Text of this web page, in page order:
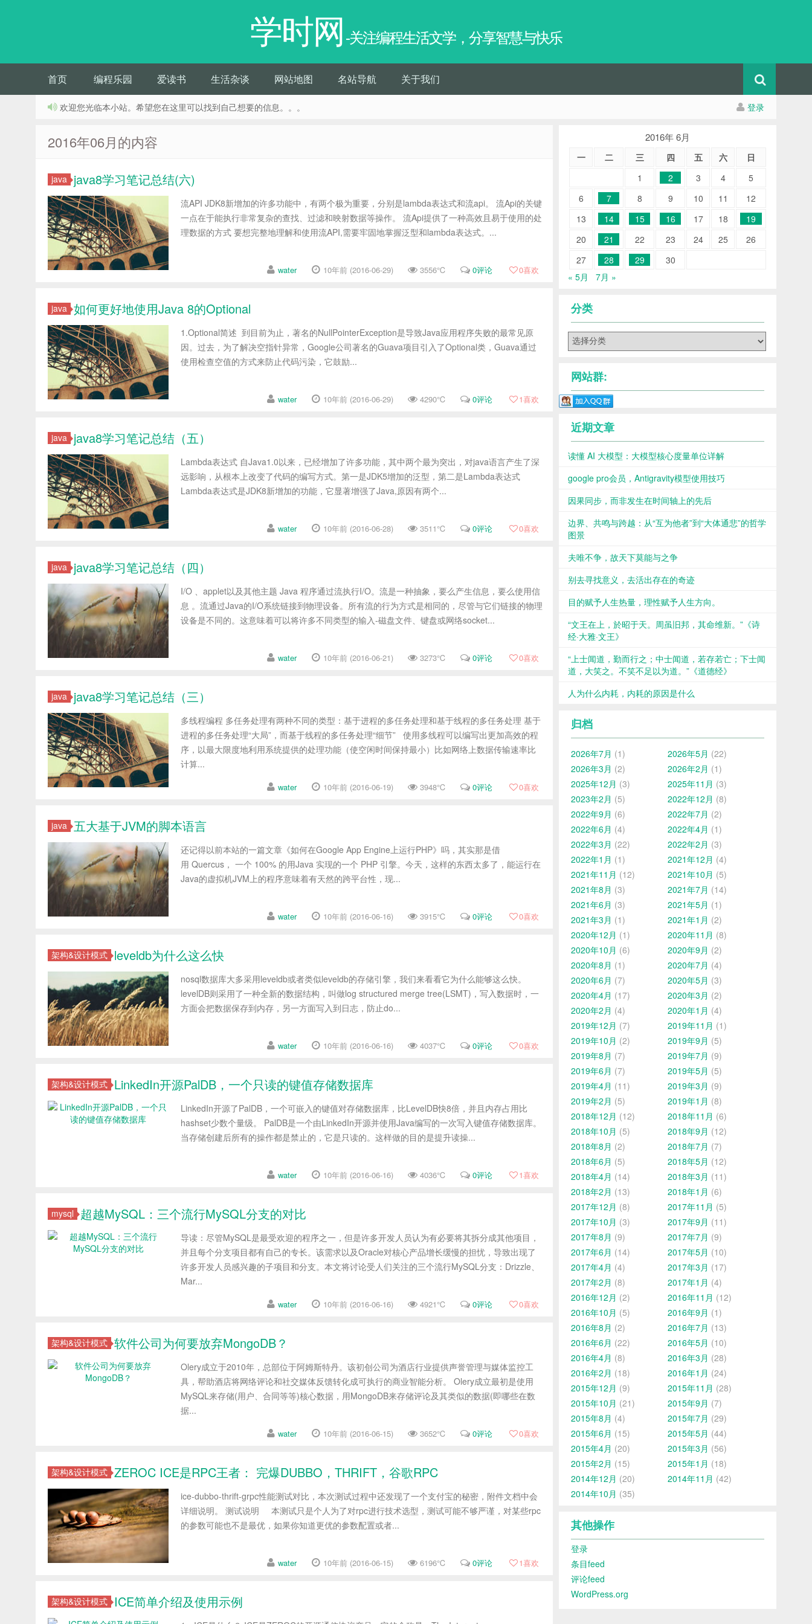
学时网 -关注编程生活文学，分享智慧与快乐
首页 编程乐园 爱读书 生活杂谈 网站地图 名站导航 关于我们
登录
欢迎您光临本小站。希望您在这里可以找到自己想要的信息。。。
2016年06月的内容
java java8学习笔记总结(六)
流API JDK8新增加的许多功能中，有两个极为重要，分别是lambda表达式和流api。 流Api的关键
一点在于能执行非常复杂的查找、过滤和映射数据等操作。 流Api提供了一种高效且易于使用的处
理数据的方式 要想完整地理解和使用流API,需要牢固地掌握泛型和lambda表达式。...
water 10年前 (2016-06-29) 3556℃ 0评论 0喜欢
java 如何更好地使用Java 8的Optional
1.Optional简述 到目前为止，著名的NullPointerException是导致Java应用程序失败的最常见原
因。过去，为了解决空指针异常，Google公司著名的Guava项目引入了Optional类，Guava通过
使用检查空值的方式来防止代码污染，它鼓励...
water 10年前 (2016-06-29) 4290℃ 0评论 1喜欢
java java8学习笔记总结（五）
Lambda表达式 自Java1.0以来，已经增加了许多功能，其中两个最为突出，对java语言产生了深
远影响，从根本上改变了代码的编写方式。第一是JDK5增加的泛型，第二是Lambda表达式
Lambda表达式是JDK8新增加的功能，它显著增强了Java,原因有两个...
water 10年前 (2016-06-28) 3511℃ 0评论 0喜欢
java java8学习笔记总结（四）
I/O 、applet以及其他主题 Java 程序通过流执行I/O。流是一种抽象，要么产生信息，要么使用信
息 。流通过Java的I/O系统链接到物理设备。所有流的行为方式是相同的，尽管与它们链接的物理
设备是不同的。这意味着可以将许多不同类型的输入-磁盘文件、键盘或网络socket...
water 10年前 (2016-06-21) 3273℃ 0评论 0喜欢
java java8学习笔记总结（三）
多线程编程 多任务处理有两种不同的类型：基于进程的多任务处理和基于线程的多任务处理 基于
进程的多任务处理“大局”，而基于线程的多任务处理“细节” 使用多线程可以编写出更加高效的程
序，以最大限度地利用系统提供的处理功能（使空闲时间保持最小）比如网络上数据传输速率比
计算...
water 10年前 (2016-06-19) 3948℃ 0评论 0喜欢
java 五大基于JVM的脚本语言
还记得以前本站的一篇文章《如何在Google App Engine上运行PHP》吗，其实那是借
用 Quercus， 一个 100% 的用Java 实现的一个 PHP 引擎。今天，这样的东西太多了，能运行在
Java的虚拟机JVM上的程序意味着有天然的跨平台性，现...
water 10年前 (2016-06-16) 3915℃ 0评论 0喜欢
架构&设计模式 leveldb为什么这么快
nosql数据库大多采用leveldb或者类似leveldb的存储引擎，我们来看看它为什么能够这么快。
levelDB则采用了一种全新的数据结构，叫做log structured merge tree(LSMT)，写入数据时，一
方面会把数据保存到内存，另一方面写入到日志，防止do...
water 10年前 (2016-06-16) 4037℃ 0评论 0喜欢
架构&设计模式 LinkedIn开源PalDB，一个只读的键值存储数据库
LinkedIn开源了PalDB，一个可嵌入的键值对存储数据库，比LevelDB快8倍，并且内存占用比
hashset少数个量级。 PalDB是一个由LinkedIn开源并使用Java编写的一次写入键值存储数据库。
当存储创建后所有的操作都是禁止的，它是只读的。这样做的目的是提升读操...
water 10年前 (2016-06-16) 4036℃ 0评论 1喜欢
mysql 超越MySQL：三个流行MySQL分支的对比
导读：尽管MySQL是最受欢迎的程序之一，但是许多开发人员认为有必要将其拆分成其他项目，
并且每个分支项目都有自己的专长。该需求以及Oracle对核心产品增长缓慢的担忧，导致出现了
许多开发人员感兴趣的子项目和分支。本文将讨论受人们关注的三个流行MySQL分支：Drizzle、
Mar...
water 10年前 (2016-06-16) 4921℃ 0评论 0喜欢
架构&设计模式 软件公司为何要放弃MongoDB？
Olery成立于2010年，总部位于阿姆斯特丹。该初创公司为酒店行业提供声誉管理与媒体监控工
具，帮助酒店将网络评论和社交媒体反馈转化成可执行的商业智能分析。 Olery成立最初是使用
MySQL来存储(用户、合同等等)核心数据，用MongoDB来存储评论及其类似的数据(即哪些在数
据...
water 10年前 (2016-06-15) 3652℃ 0评论 0喜欢
架构&设计模式 ZEROC ICE是RPC王者： 完爆DUBBO，THRIFT，谷歌RPC
ice-dubbo-thrift-grpc性能测试对比，本次测试过程中还发现了一个支付宝的秘密，附件文档中会
详细说明。 测试说明 本测试只是个人为了对rpc进行技术选型，测试可能不够严谨，对某些rpc
的参数可能也不是最优，如果你知道更优的参数配置或者...
water 10年前 (2016-06-15) 6196℃ 0评论 1喜欢
架构&设计模式 ICE简单介绍及使用示例
2016年 6月
一 二 三 四 五 六
日
1
2 3 4
5
6
7 8 9 10 11
12
13
14 15 16 17 18
19
20
21 22 23 24 25
26
27
28 29
30
« 5月
7月 »
分类
网站群:
近期文章
读懂 AI 大模型：大模型核心度量单位详解
google pro会员，Antigravity模型使用技巧
因果同步，而非发生在时间轴上的先后
边界、共鸣与跨越：从“互为他者”到“大体通悲”的哲学
图景
夫唯不争，故天下莫能与之争
别去寻找意义，去活出存在的奇迹
目的赋予人生热量，理性赋予人生方向。
“文王在上，於昭于天。周虽旧邦，其命维新。”《诗
经·大雅·文王》
“上士闻道，勤而行之；中士闻道，若存若亡；下士闻
道，大笑之。不笑不足以为道。”《道德经》
人为什么内耗，内耗的原因是什么
归档
2026年7月 (1) 2026年5月 (22)
2026年3月 (2) 2026年2月 (1)
2025年12月 (3) 2025年11月 (3)
2023年2月 (5) 2022年12月 (8)
2022年9月 (6) 2022年7月 (2)
2022年6月 (4) 2022年4月 (1)
2022年3月 (22) 2022年2月 (3)
2022年1月 (1) 2021年12月 (4)
2021年11月 (12) 2021年10月 (5)
2021年8月 (3) 2021年7月 (14)
2021年6月 (3) 2021年5月 (1)
2021年3月 (1) 2021年1月 (2)
2020年12月 (1) 2020年11月 (8)
2020年10月 (6) 2020年9月 (2)
2020年8月 (1) 2020年7月 (4)
2020年6月 (7) 2020年5月 (3)
2020年4月 (17) 2020年3月 (2)
2020年2月 (4) 2020年1月 (4)
2019年12月 (7) 2019年11月 (1)
2019年10月 (2) 2019年9月 (5)
2019年8月 (7) 2019年7月 (9)
2019年6月 (7) 2019年5月 (5)
2019年4月 (11) 2019年3月 (9)
2019年2月 (5) 2019年1月 (8)
2018年12月 (12) 2018年11月 (6)
2018年10月 (5) 2018年9月 (12)
2018年8月 (2) 2018年7月 (7)
2018年6月 (5) 2018年5月 (12)
2018年4月 (14) 2018年3月 (11)
2018年2月 (13) 2018年1月 (6)
2017年12月 (8) 2017年11月 (5)
2017年10月 (3) 2017年9月 (11)
2017年8月 (9) 2017年7月 (9)
2017年6月 (14) 2017年5月 (10)
2017年4月 (4) 2017年3月 (17)
2017年2月 (8) 2017年1月 (4)
2016年12月 (2) 2016年11月 (12)
2016年10月 (5) 2016年9月 (1)
2016年8月 (2) 2016年7月 (13)
2016年6月 (22) 2016年5月 (10)
2016年4月 (8) 2016年3月 (28)
2016年2月 (18) 2016年1月 (24)
2015年12月 (9) 2015年11月 (28)
2015年10月 (21) 2015年9月 (7)
2015年8月 (4) 2015年7月 (29)
2015年6月 (15) 2015年5月 (44)
2015年4月 (20) 2015年3月 (56)
2015年2月 (15) 2015年1月 (18)
2014年12月 (20) 2014年11月 (42)
2014年10月 (35)
其他操作
登录
条目feed
评论feed
WordPress.org